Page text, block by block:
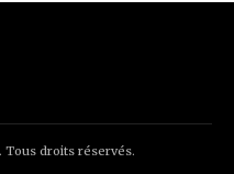
droits réservés.